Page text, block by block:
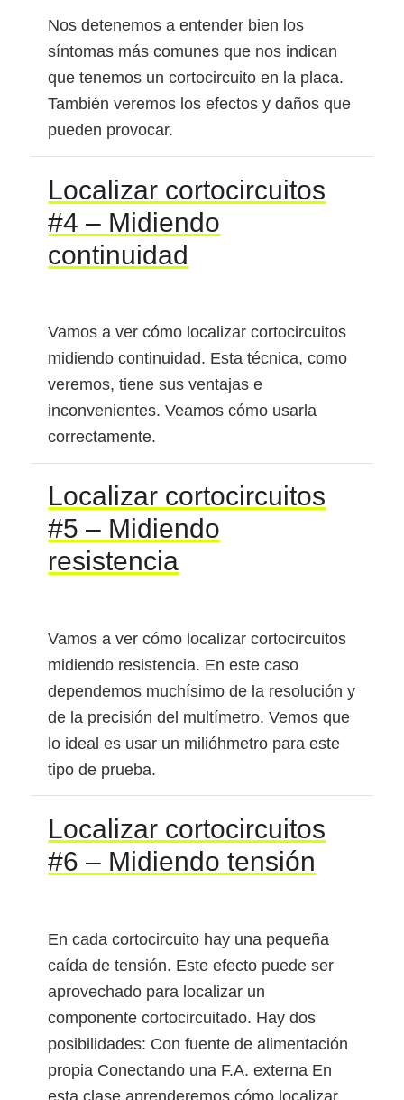
Nos detenemos a entender bien los
síntomas más comunes que nos indican
que tenemos un cortocircuito en la placa.
También veremos los efectos y daños que
pueden provocar.
Localizar cortocircuitos
#4 – Midiendo
continuidad
Vamos a ver cómo localizar cortocircuitos
midiendo continuidad. Esta técnica, como
veremos, tiene sus ventajas e
inconvenientes. Veamos cómo usarla
correctamente.
Localizar cortocircuitos
#5 – Midiendo
resistencia
Vamos a ver cómo localizar cortocircuitos
midiendo resistencia. En este caso
dependemos muchísimo de la resolución y
de la precisión del multímetro. Vemos que
lo ideal es usar un milióhmetro para este
tipo de prueba.
Localizar cortocircuitos
#6 – Midiendo tensión
En cada cortocircuito hay una pequeña
caída de tensión. Este efecto puede ser
aprovechado para localizar un
componente cortocircuitado. Hay dos
posibilidades: Con fuente de alimentación
propia Conectando una F.A. externa En
esta clase aprenderemos cómo localizar